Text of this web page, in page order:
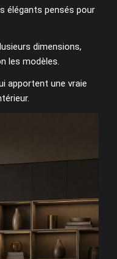
élégants pensés pour
dimensions,
les modèles.
apportent une vraie